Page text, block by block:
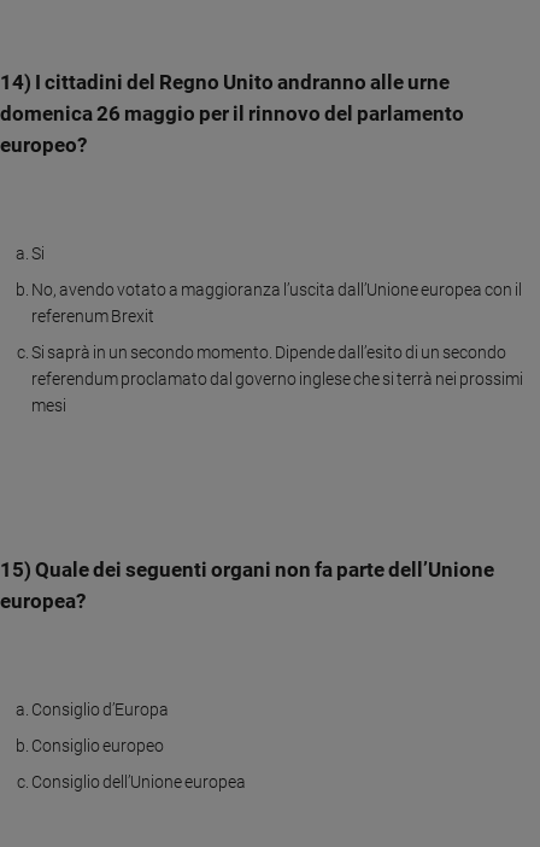
14) I cittadini del Regno Unito andranno alle urne
domenica 26 maggio per il rinnovo del parlamento
europeo?
Si
No, avendo votato a maggioranza l’uscita dall’Unione europea con il
referenum Brexit
Si saprà in un secondo momento. Dipende dall’esito di un secondo
referendum proclamato dal governo inglese che si terrà nei prossimi
mesi
15) Quale dei seguenti organi non fa parte dell’Unione
europea?
Consiglio d’Europa
Consiglio europeo
Consiglio dell’Unione europea